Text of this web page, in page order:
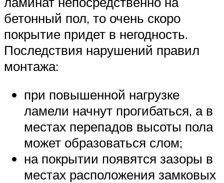
бетонный пол, то очень скоро
покрытие придет в негодность.
Последствия нарушений правил
монтажа:
при повышенной нагрузке
ламели начнут прогибаться, а в
местах перепадов высоты пола
может образоваться слом;
на покрытии появятся зазоры в
местах расположения замковых